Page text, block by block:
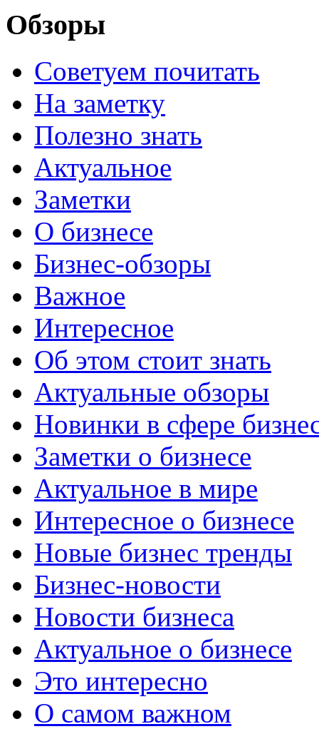
Обзоры
Советуем почитать
На заметку
Полезно знать
Актуальное
Заметки
О бизнесе
Бизнес-обзоры
Важное
Интересное
Об этом стоит знать
Актуальные обзоры
Новинки в сфере
Заметки о бизнесе
Актуальное в мире
Интересное о бизнесе
Новые бизнес тренды
Бизнес-новости
Новости бизнеса
Актуальное о бизнесе
Это интересно
О самом важном